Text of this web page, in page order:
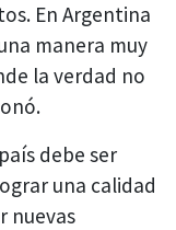
En Argentina
manera muy
la verdad no
debe ser
una calidad
nuevas